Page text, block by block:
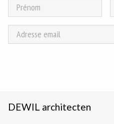
DEWIL architecten